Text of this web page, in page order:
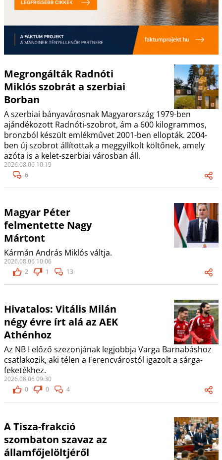
Megrongálták Radnóti
Miklós szobrát a szerbiai
Borban
A szerbiai bányavárosnak Magyarország 1979-ben
ajándékozott Radnóti-szobrot, ám a 600 kilogrammos,
bronzból készült emlékművet 2001-ben ellopták. 2004-
ben új szobrot állítottak a meggyilkolt költőnek, amely
azóta is a kelet-szerbiai városban áll.
2026.08.06 10:19
6
Magyar Péter
felmentette Nagy
Mártont
Kármán András Miklós váltja.
2026.08.06 10:06
2
1 13
Hivatalos: Vitális Milán
négy évre írt alá az AEK
Athénhoz
Az NB I előző szezonjának legjobbja Varga Barnabáshoz
csatlakozik, aki télen a Ferencvárostól igazolt a sárga-
feketékhez.
2026.08.06 09:30
0
0 4
A Tisza-frakció
szombaton szavaz az
államfőjelöltjéről